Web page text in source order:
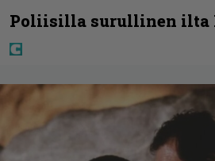
Poliisilla surullinen ilta